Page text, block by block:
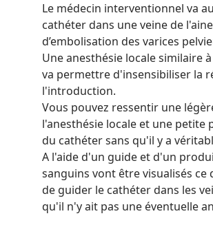
Le médecin interventionnel va
cathéter dans une veine de
d’embolisation des varices
Une anesthésie locale similaire
va permettre d'insensibiliser la
l'introduction.
Vous pouvez ressentir une
l'anesthésie locale et une
du cathéter sans qu'il y a
A l'aide d'un guide et d'un
sanguins vont être visualisés
de guider le cathéter dans les
qu'il n'y ait pas une éventuelle